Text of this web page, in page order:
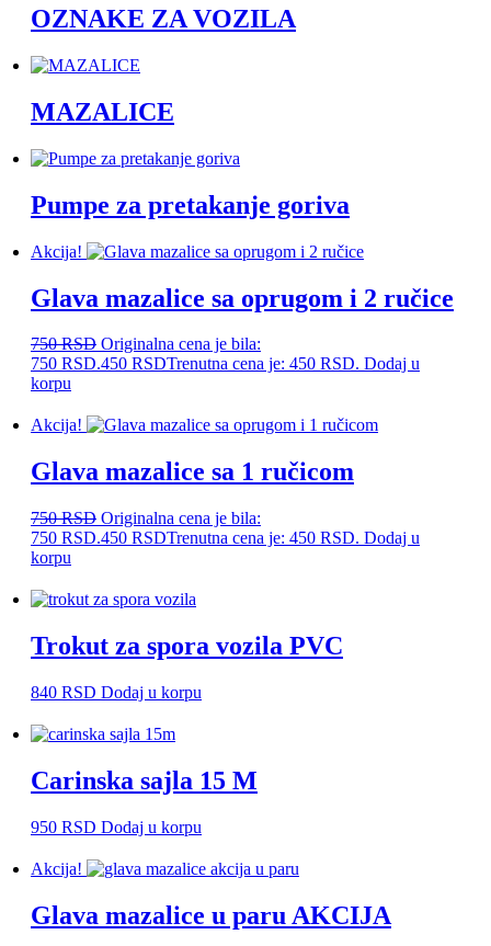
OZNAKE ZA VOZILA
MAZALICE
Pumpe za pretakanje goriva
Akcija!
Glava mazalice sa oprugom i 2 ručice
750RSD Originalna cena je bila:
750 RSD.450 RSDTrenutna cena je: 450 RSD. Dodaj u
korpu
Akcija!
Glava mazalice sa 1 ručicom
750RSD Originalna cena je bila:
750 RSD.450 RSDTrenutna cena je: 450 RSD. Dodaj u
korpu
Trokut za spora vozila PVC
840 RSD Dodaj u korpu
Carinska sajla 15 M
950 RSD Dodaj u korpu
Akcija!
Glava mazalice u paru AKCIJA